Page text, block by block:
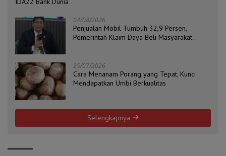
04/08/2026
Penjualan Mobil Tumbuh 32,9 Persen,
Pemerintah Klaim Daya Beli Masyarakat
25/07/2026
Cara Menanam Porang yang Tepat, Kunci
Mendapatkan Umbi Berkualitas
Selengkapnya